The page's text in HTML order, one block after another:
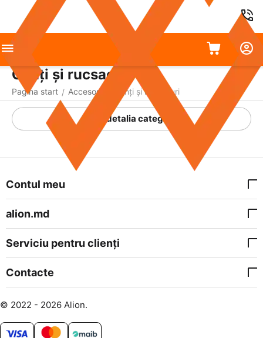
Genți și rucsacuri
Pagina start / Accesorii Genți și rucsacuri
A detalia categoria
Contul meu
alion.md
Serviciu pentru clienți
Contacte
© 2022 - 2026 Alion.